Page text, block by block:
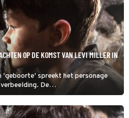
OP DE KOMST VAN LEVI MILLER IN
‘geboorte’ spreekt het personage
De
uit een andere hoek aan.